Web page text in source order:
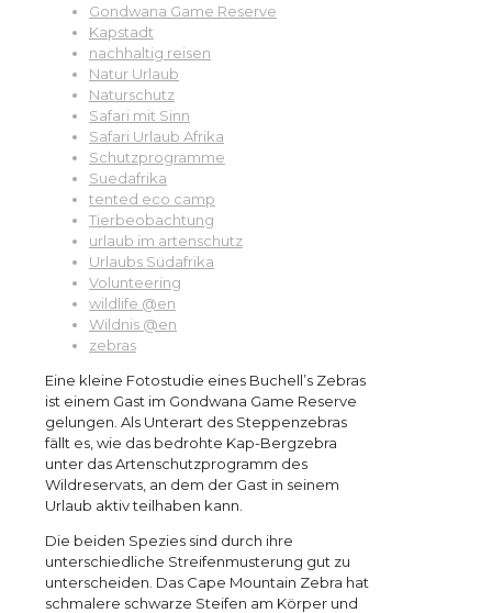
Gondwana Game Reserve
Kapstadt
nachhaltig reisen
Natur Urlaub
Naturschutz
Safari mit Sinn
Safari Urlaub Afrika
Schutzprogramme
Suedafrika
tented eco camp
Tierbeobachtung
urlaub im artenschutz
Urlaubs Südafrika
Volunteering
wildlife @en
Wildnis @en
zebras
Eine kleine Fotostudie eines Buchell’s Zebras
ist einem Gast im Gondwana Game Reserve
gelungen. Als Unterart des Steppenzebras
fällt es, wie das bedrohte Kap-Bergzebra
unter das Artenschutzprogramm des
Wildreservats, an dem der Gast in seinem
Urlaub aktiv teilhaben kann.
Die beiden Spezies sind durch ihre
unterschiedliche Streifenmusterung gut zu
unterscheiden. Das Cape Mountain Zebra hat
schmalere schwarze Steifen am Körper und